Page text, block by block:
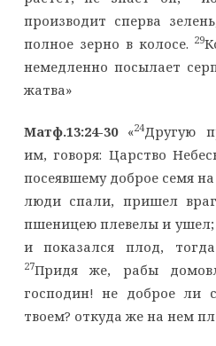
производит сперва
полное зерно в колосе. 29
немедленно посылает
жатва»
Матф.13:24-30«24Другую
им, говоря: Царство
посеявшему доброе семя
люди спали, пришел
пшеницею плевелы и ушел;
и показался плод,
27Придя же, рабы
господин! не доброе ли
твоем? откуда же на нем